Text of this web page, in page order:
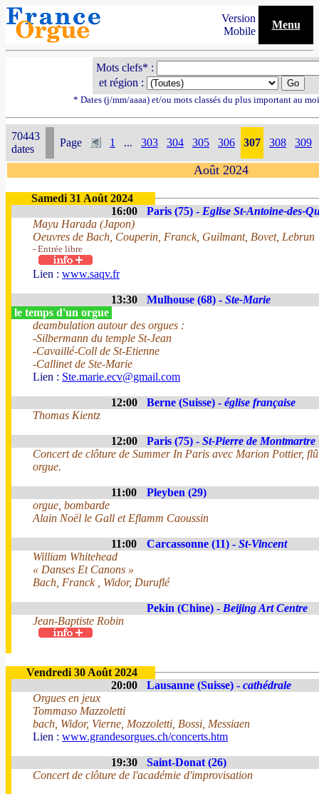
Version
Mobile
Menu
Mots clefs* :
et région :
* Dates (j/mm/aaaa) et/ou mots classés du plus important au
70443
dates
Page 1 ... 303 304 305 306 307 308 309
Août 2024
Samedi 31 Août 2024
16:00
Paris (75) - Eglise St-Antoine-des-
Mayu Harada (Japon)
Oeuvres de Bach, Couperin, Franck, Guilmant, Bovet, Lebrun
- Entrée libre
Lien : www.saqv.fr
13:30 Mulhouse (68) - Ste-Marie
le temps d'un orgue
deambulation autour des orgues :
-Silbermann du temple St-Jean
-Cavaillé-Coll de St-Etienne
-Callinet de Ste-Marie
Lien : Ste.marie.ecv@gmail.com
12:00 Berne (Suisse) - église française
Thomas Kientz
12:00 Paris (75) - St-Pierre de Montmartre
Concert de clôture de Summer In Paris avec Marion Pottier,
orgue.
11:00
Pleyben (29)
orgue, bombarde
Alain Noël le Gall et Eflamm Caoussin
11:00 Carcassonne (11) - St-Vincent
William Whitehead
« Danses Et Canons »
Bach, Franck , Widor, Duruflé
Pekin (Chine) - Beijing Art Centre
Jean-Baptiste Robin
Vendredi 30 Août 2024
20:00
Lausanne (Suisse) - cathédrale
Orgues en jeux
Tommaso Mazzoletti
bach, Widor, Vierne, Mozzoletti, Bossi, Messiaen
Lien : www.grandesorgues.ch/concerts.htm
19:30
Saint-Donat (26)
Concert de clôture de l'académie d'improvisation